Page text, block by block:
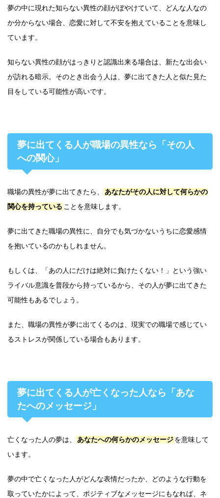
夢の中に現れた知らない異性の顔がぼやけていて、どんな人なの
か分からない場合、恋愛に対して不安を抱えていることを意味し
ています。
知らない異性の顔がはっきりと認識出来る場合は、新たな出会い
が訪れる暗示。そのとき出会う人は、夢に出てきた人と似た見た
目をしている可能性が高いです。
夢に出てくる人が職場の異性なら「その人
への関心」
職場の異性が夢に出てきたら、
あなたがその人に対して何らかの
関心を持っている ことを意味します。
夢に出てきた職場の異性に、自分でも気づかないうちに恋愛感情
を抱いているのかもしれません。
もしくは、「あの人にだけは絶対に負けたくない！」という強い
ライバル意識を普段から持っているから、その人が夢に出てきた
可能性もあるでしょう。
また、職場の異性が夢に出てくるのは、現実での職場で感じてい
るストレスが関係している場合もあります。
夢に出てくる人が亡くなった人なら「あな
たへのメッセージ」
亡くなった人の夢は、 あなたへの何らかのメッセージを意味して
います。
夢の中で亡くなった人がどんな表情だったか、どのような行動を
取っていたかによって、ポジティブなメッセージにもなれば、ネ